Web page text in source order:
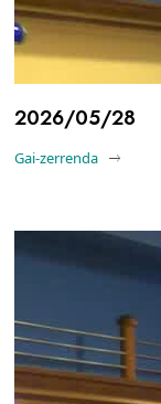
2026/05/28
Gai-zerrenda